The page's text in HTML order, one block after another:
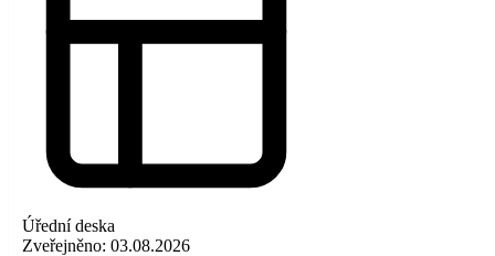
Úřední deska
Zveřejněno: 03.08.2026